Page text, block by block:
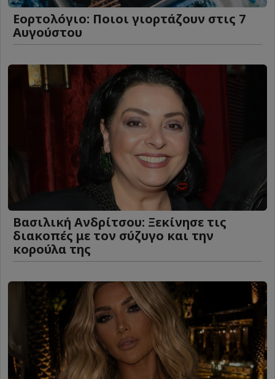
Εορτολόγιο: Ποιοι γιορτάζουν στις 7
Αυγούστου
Βασιλική Ανδρίτσου: Ξεκίνησε τις
διακοπές με τον σύζυγο και την
κορούλα της